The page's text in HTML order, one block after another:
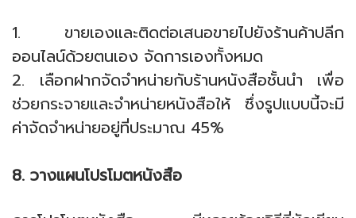
1. ขายเองและติดต่อเสนอขายไปยังร้านค้าปลีก
ออนไลน์ด้วยตนเอง จัดการเองทั้งหมด
2. เลือกฝากจัดจำหน่ายกับร้านหนังสือชั้นนำ เพื่อ
ช่วยกระจายและจำหน่ายหนังสือให้ ซึ่งรูปแบบนี้จะมี
ค่าจัดจำหน่ายอยู่ที่ประมาณ 45%
8. วางแผนโปรโมตหนังสือ